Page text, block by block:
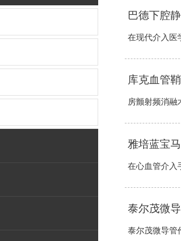
巴德下腔
在现代介入医
库克血管
房颤射频消融
雅培蓝宝
在心血管介入
泰尔茂微
泰尔茂微导管